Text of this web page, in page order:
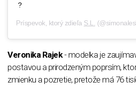
?
Príspevok, ktorý zdieľa S.L.
Veronika Rajek- modelka je
postavou a prirodzeným poprsím,
zmienku a pozretie, pretože má 76